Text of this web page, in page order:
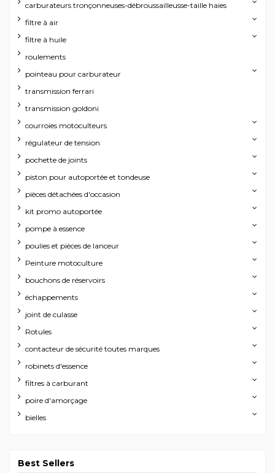
carburateurs tronçonneuses-débroussailleusse-taille haies
filtre à air
filtre à huile
roulements
pointeau pour carburateur
transmission ferrari
transmission goldoni
courroies motoculteurs
régulateur de tension
pochette de joints
piston pour autoportée et tondeuse
pièces détachées d'occasion
kit promo autoportée
pompe à essence
poulies et pièces de lanceur
Peinture motoculture
bouchons de réservoirs
échappements
joint de culasse
Rotules
contacteur de sécurité toutes marques
robinets d'essence
filtres à carburant
poire d'amorçage
bielles
Best Sellers